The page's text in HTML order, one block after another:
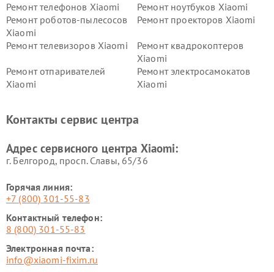
Ремонт телефонов Xiaomi
Ремонт ноутбуков Xiaomi
Ремонт роботов-пылесосов
Xiaomi
Ремонт проекторов Xiaomi
Ремонт телевизоров Xiaomi
Ремонт квадрокоптеров
Xiaomi
Ремонт отпаривателей
Xiaomi
Ремонт электросамокатов
Xiaomi
Ремонт стиральных машин
Ремонт смарт-часов Xiaomi
Контакты сервис центра
Адрес сервисного центра Xiaomi:
г. Белгород, просп. Славы, 65/36
Горячая линия:
+7 (800) 301-55-83
Контактный телефон:
8 (800) 301-55-83
Электронная почта:
info@xiaomi-fixim.ru